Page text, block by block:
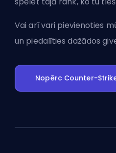
Vai arī vari pievienoties
un piedalīties dažādos
Nopērc Counter-